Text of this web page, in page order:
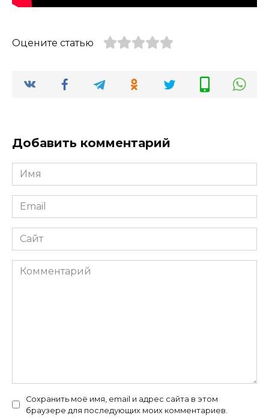
Оцените статью
Добавить комментарий
Имя
*
Email
*
Сайт
Комментарий
Сохранить моё имя, email и адрес сайта в этом
браузере для последующих моих комментариев.